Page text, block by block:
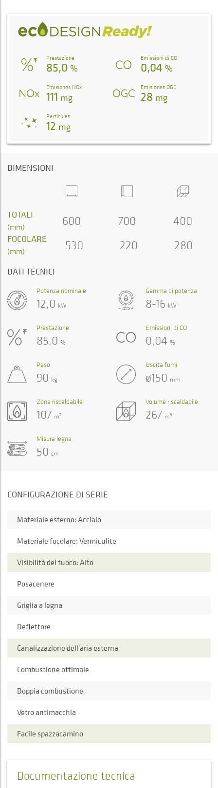
Prestazione
85,0 %
Emissioni di CO
0,04 %
Emisiones NOx
111 mg
Emisiones OGC
28 mg
Partículas
12 mg
DIMENSIONI
TOTALI
(mm) 600 700 400
FOCOLARE
(mm) 530 220 280
DATI TECNICI
Gamma di potenza
8-16 kW
Potenza nominale
12,0 kW
Prestazione
85,0 %
Emissioni di CO
0,04 %
Volume riscaldabile
267 m3
Zona riscaldabile
107 m2
Peso
90 kg
Uscita fumi
ø150 mm
Misura legna
50 cm
CONFIGURAZIONE DI SERIE
Materiale esterno: Acciaio
Materiale focolare: Vermiculite
Visibilità del fuoco: Alto
Posacenere
Griglia a legna
Deflettore
Canalizzazione dell'aria esterna
Combustione ottimale
Doppia combustione
Vetro antimacchia
Facile spazzacamino
Documentazione tecnica